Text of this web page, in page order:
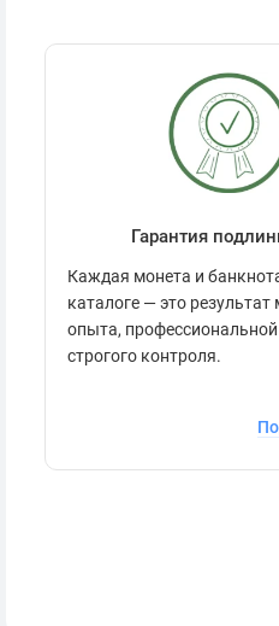
Гарантия
Каждая монета и
каталоге — это результат
опыта,
строгого контроля.